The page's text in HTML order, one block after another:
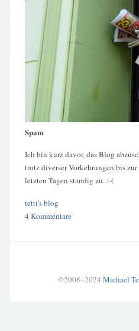
Spam
Ich bin kurz davor, das Blog
trotz diverser Vorkehrungen bis
letzten Tagen ständig zu. :-(
tetti's blog
4 Kommentare
©2008–2024 Michael